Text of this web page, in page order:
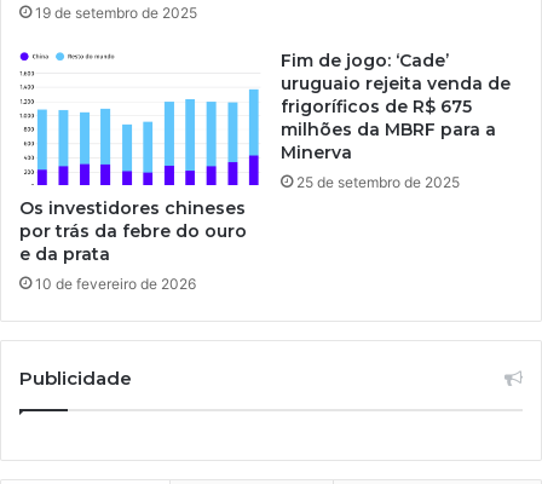
19 de setembro de 2025
Os investidores chineses
por trás da febre do ouro
e da prata
10 de fevereiro de 2026
Fim de jogo: ‘Cade’
uruguaio rejeita venda de
frigoríficos de R$ 675
milhões da MBRF para a
Minerva
25 de setembro de 2025
Publicidade